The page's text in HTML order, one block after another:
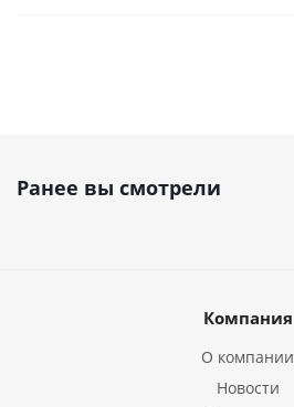
Ранее вы смотрели
Компания
О компании
Новости